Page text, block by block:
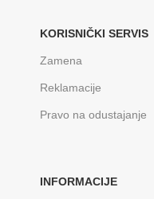
KORISNIČKI SERVIS
Zamena
Reklamacije
Pravo na odustajanje
INFORMACIJE